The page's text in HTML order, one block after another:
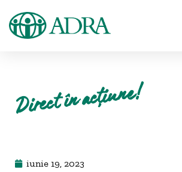
Direct în acțiune!
iunie 19, 2023